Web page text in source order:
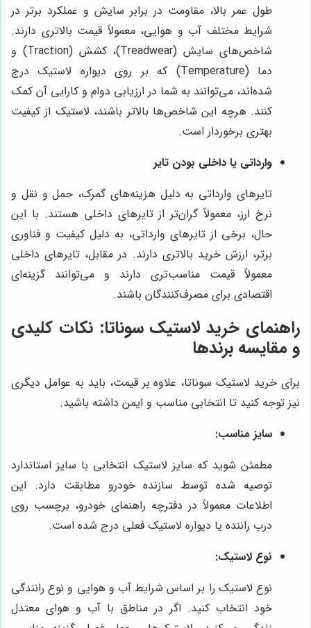
طول عمر بالا، مقاومت در برابر سایش و عملکرد برتر در
شرایط مختلف آب و هوایی، معمولاً قیمت بالاتری دارند.
شاخص‌های سایش (Treadwear)، کشش (Traction) و
دما (Temperature) که بر روی دیواره لاستیک درج
شده‌اند، می‌توانند به شما در ارزیابی دوام و کارایی آن کمک
کنند. هرچه این شاخص‌ها بالاتر باشند، لاستیک از کیفیت
بهتری برخوردار است.
وارداتی یا داخلی بودن تایر
تایرهای وارداتی به دلیل هزینه‌های گمرک، حمل و نقل و
نرخ ارز، معمولاً گران‌تر از تایرهای داخلی هستند. با این
حال، برخی از تایرهای وارداتی، به دلیل کیفیت و فناوری
برتر، ارزش خرید بالاتری دارند. در مقابل، تایرهای داخلی
معمولاً قیمت مناسب‌تری دارند و می‌توانند گزینه‌ای
اقتصادی برای مصرف‌کنندگان باشند.
راهنمای خرید لاستیک سوناتا: نکات کلیدی
و مقایسه برندها
برای خرید لاستیک سوناتا، علاوه بر قیمت، باید به عوامل دیگری
نیز توجه کنید تا انتخابی مناسب و ایمن داشته باشید.
سایز مناسب:
مطمئن شوید که سایز لاستیک انتخابی با سایز استاندارد
توصیه شده توسط سازنده خودرو مطابقت دارد. این
اطلاعات معمولاً در دفترچه راهنمای خودرو، برچسب روی
درب راننده یا دیواره لاستیک فعلی درج شده است.
نوع لاستیک:
نوع لاستیک را بر اساس شرایط آب و هوایی و نوع رانندگی
خود انتخاب کنید. اگر در مناطق با آب و هوای معتدل